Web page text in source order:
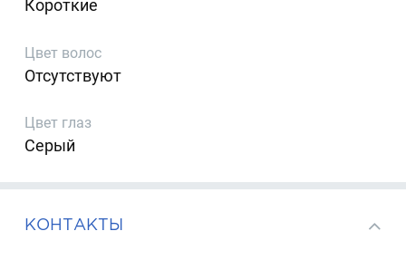
Короткие
Цвет волос
Отсутствуют
Цвет глаз
Серый
КОНТАКТЫ